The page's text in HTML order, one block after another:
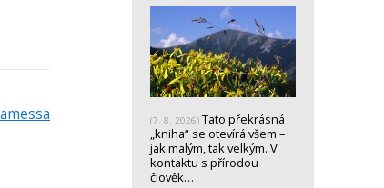
(7. 8. 2026) Tato překrásná
„kniha“ se otevírá všem –
jak malým, tak velkým. V
kontaktu s přírodou
člověk…